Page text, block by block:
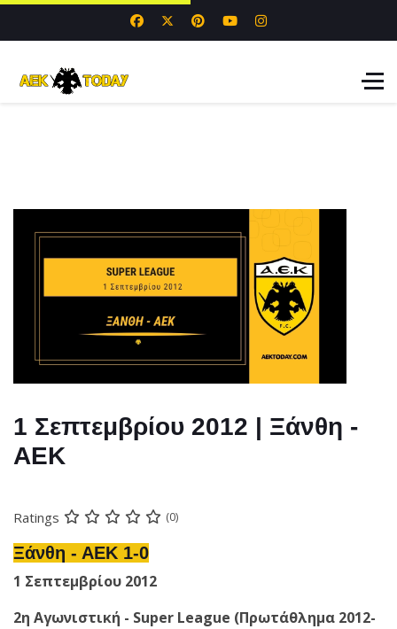
1 Σεπτεμβρίου 2012 | Ξάνθη -
ΑΕΚ
Ratings (0)
Ξάνθη - ΑΕΚ 1-0
1 Σεπτεμβρίου 2012
2η Αγωνιστική - Super League (Πρωτάθλημα 2012-